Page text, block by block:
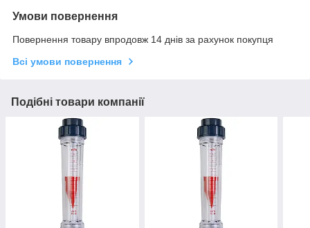
Умови повернення
Повернення товару впродовж 14 днів за рахунок покупця
Всі умови повернення
Подібні товари компанії